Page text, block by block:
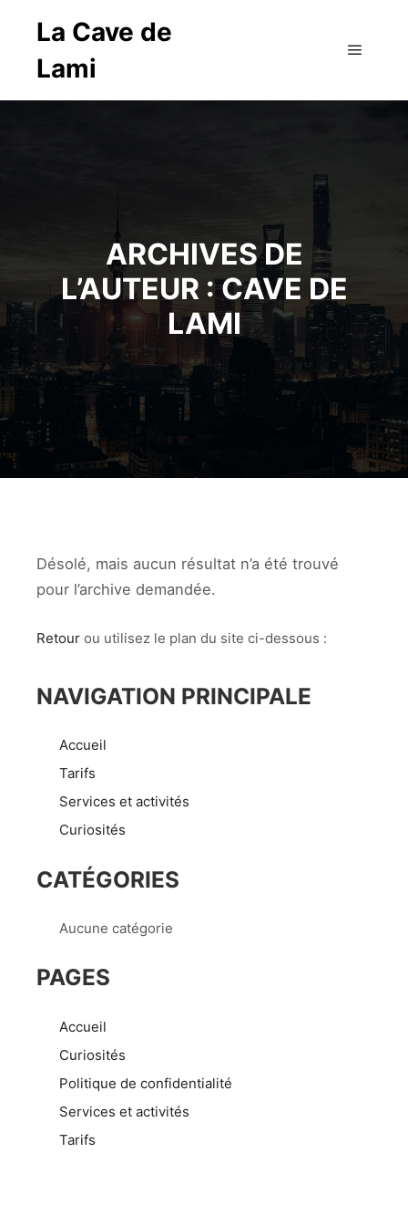
La Cave de
Lami
ARCHIVES DE
L’AUTEUR :CAVE DE
LAMI
Désolé, mais aucun résultat n’a été trouvé
pour l’archive demandée.
Retour ou utilisez le plan du site ci-dessous :
NAVIGATION PRINCIPALE
Accueil
Tarifs
Services et activités
Curiosités
CATÉGORIES
Aucune catégorie
PAGES
Accueil
Curiosités
Politique de confidentialité
Services et activités
Tarifs